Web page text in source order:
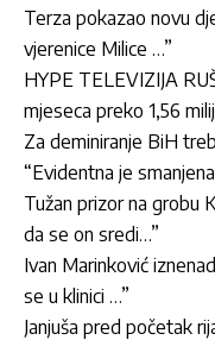
Terza pokazao novu
vjerenice Milice …”
HYPE TELEVIZIJA
mjeseca preko 1,56
Za deminiranje BiH
“Evidentna je
Tužan prizor na grobu
da se on sredi…”
Ivan Marinković
se u klinici …”
Janjuša pred početak